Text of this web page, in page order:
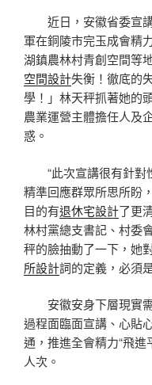
近日，安徽省委宣
軍在銅陵市完玉成會精
湖鎮農林村青創空間等
空間設計失衡！徹底的
學！」林天秤抓著她的
農業運營主體擔任人及
惑。
“此次宣講很有針
精準回應群眾所思所盼，
目的有退休宅設計了更
林村黨總支書記、村委
秤的臉抽動了一下，她
所設計詞的定義，必須
安徽安身下層現實
過程面臨面宣講、心貼
通，推進全會精力“飛進
人次。